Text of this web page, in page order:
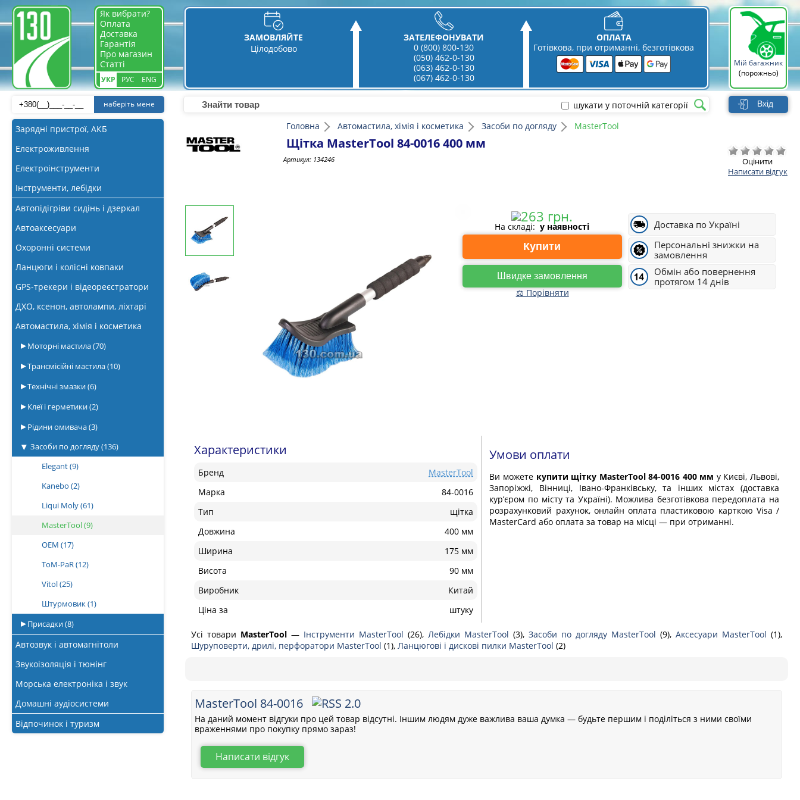
Як вибрати?
Оплата
Доставка
Гарантія
Про магазин
Статті
УКР РУС ENG
наберіть мене
ЗАМОВЛЯЙТЕ
Цілодобово
ЗАТЕЛЕФОНУВАТИ
0 (800) 800-130
(050) 462-0-130
(063) 462-0-130
(067) 462-0-130
ОПЛАТА
Готівкова, при отриманні, безготівкова
шукати у поточній категорії
Мій багажник
(порожньо)
Вхід
Зарядні пристрої, АКБ
Електроживлення
Електроінструменти
Інструменти, лебідки
Автопідігріви сидінь і дзеркал
Автоаксесуари
Охоронні системи
Ланцюги і колісні ковпаки
GPS-трекери і відеореєстратори
ДХО, ксенон, автолампи, ліхтарі
Автомастила, хімія і косметика
Моторні мастила(70)
Трансмісійні мастила(10)
Технічні змазки(6)
Клеї і герметики(2)
Рідини омивача(3)
Засоби по догляду(136)
Elegant(9)
Kanebo (2)
Liqui Moly(61)
MasterTool(9)
OEM (17)
ToM-PaR(12)
Vitol(25)
Штурмовик(1)
Присадки(8)
Автозвук і автомагнітоли
Звукоізоляція і тюнінг
Морська електроніка і звук
Домашні аудіосистеми
Відпочинок і туризм
Головна Автомастила, хімія і косметика Засоби по догляду MasterTool
Щітка MasterTool 84-0016 400 мм
Артикул: 134246
Оцінити
Написати відгук
На складі:у наявності
Купити
Швидке замовлення
⚖ Порівняти
Доставка по Україні
Персональні знижки на
замовлення
Обмін або повернення
протягом 14 днів
Характеристики
Бренд
MasterTool
Марка
84-0016
Тип
щітка
Довжина
400 мм
Ширина
175 мм
Висота
90 мм
Виробник
Китай
Ціна за
штуку
Умови оплати
Ви можете купити щітку MasterTool 84-0016 400 мм у Києві, Львові,
Запоріжжі, Вінниці, Івано-Франківську, та інших містах (доставка
кур’єром по місту та Україні). Можлива безготівкова передоплата на
розрахунковий рахунок, онлайн оплата пластиковою карткою Visa /
MasterCard або оплата за товар на місці — при отриманні.
Усі товари MasterTool — Інструменти MasterTool (26), Лебідки MasterTool (3), Засоби по догляду MasterTool (9), Аксесуари MasterTool (1),
Шуруповерти, дрилі, перфоратори MasterTool (1), Ланцюгові і дискові пилки MasterTool (2)
MasterTool 84-0016
На даний момент відгуки про цей товар відсутні. Іншим людям дуже важлива ваша думка — будьте першим і поділіться з ними своїми
враженнями про покупку прямо зараз!
Написати відгук